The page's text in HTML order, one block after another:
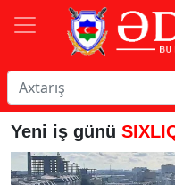
Yeni iş günü